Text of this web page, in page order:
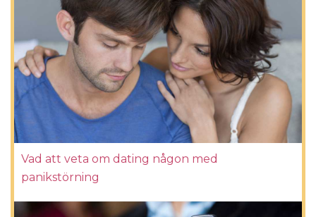
Vad att veta om dating någon med
panikstörning